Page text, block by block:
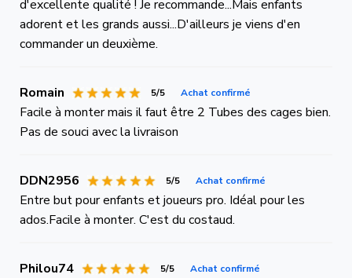
d'excellente qualité ! Je recommande...Mais enfants
adorent et les grands aussi...D'ailleurs je viens d'en
commander un deuxième.
Romain 5/5 Achat confirmé
Facile à monter mais il faut être 2 Tubes des cages bien.
Pas de souci avec la livraison
DDN2956 5/5 Achat confirmé
Entre but pour enfants et joueurs pro. Idéal pour les
ados.Facile à monter. C'est du costaud.
Philou74 5/5 Achat confirmé